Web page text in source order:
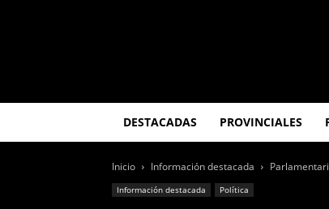
DESTACADAS PROVINCIALES
Inicio Información destacada
Información destacada Política